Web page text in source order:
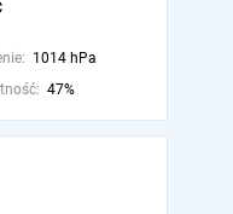
1014 hPa
47%